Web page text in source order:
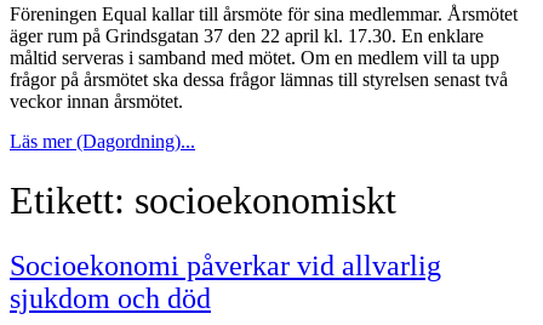
Föreningen Equal kallar till årsmöte för sina medlemmar. Årsmötet
äger rum på Grindsgatan 37 den 22 april kl. 17.30. En enklare
måltid serveras i samband med mötet. Om en medlem vill ta upp
frågor på årsmötet ska dessa frågor lämnas till styrelsen senast två
veckor innan årsmötet.
Läs mer (Dagordning)...
Etikett: socioekonomiskt
Socioekonomi påverkar vid allvarlig
sjukdom och död